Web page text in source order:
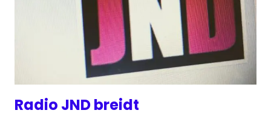
Radio JND breidt